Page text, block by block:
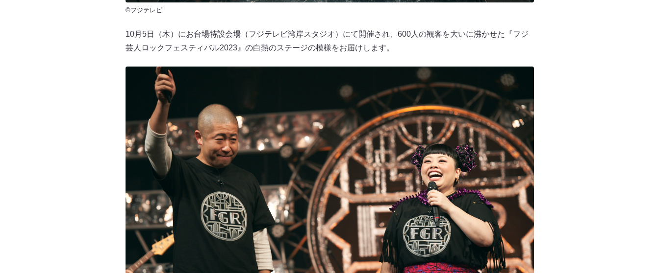
©フジテレビ
10月5日（木）にお台場特設会場（フジテレビ湾岸スタジオ）にて開催され、600人の観客を大いに沸かせた『フジ
芸人ロックフェスティバル2023』の白熱のステージの模様をお届けします。